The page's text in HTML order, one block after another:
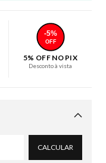
-5%
OFF
5% OFF NO PIX
Desconto à vista
Alterar CEP
CALCULAR